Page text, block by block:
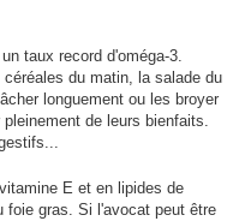
taux record d'oméga-3.
du matin, la salade du
longuement ou les broyer
de leurs bienfaits.
E et en lipides de
foie gras. Si l'avocat peut être